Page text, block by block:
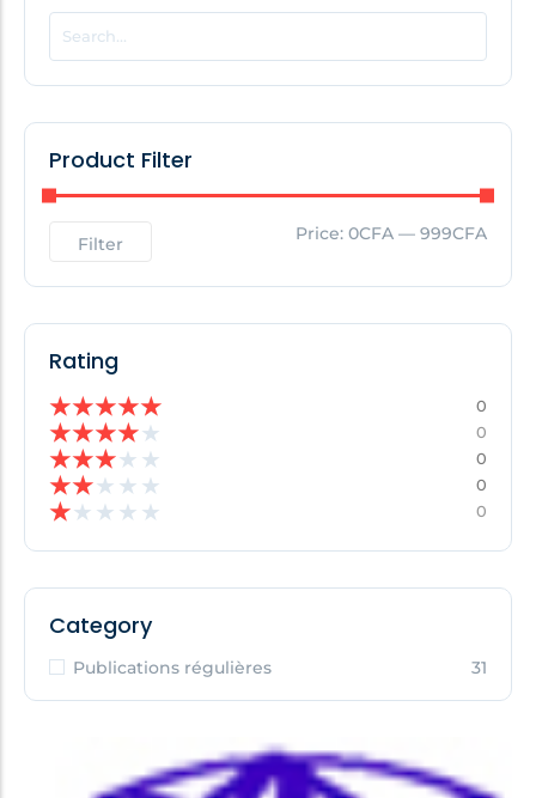
POPULAR THIS WEEK
No Posts Found!
No Posts Found!
Product Filter
Filter Price: 0CFA — 999CFA
Rating
★★★★★ 0
★★★★★ 0
★★★★ ★ 0
★★★ ★ ★ 0
★★ ★ ★ ★ 0
Category
Publications régulières 31